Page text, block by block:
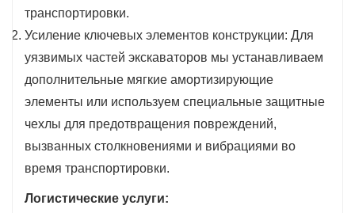
транспортировки.
Усиление ключевых элементов конструкции: Для
уязвимых частей экскаваторов мы устанавливаем
дополнительные мягкие амортизирующие
элементы или используем специальные защитные
чехлы для предотвращения повреждений,
вызванных столкновениями и вибрациями во
время транспортировки.
Логистические услуги: